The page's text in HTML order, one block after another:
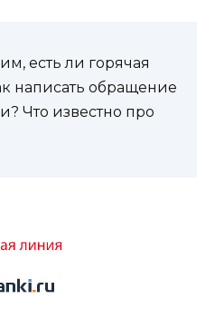
есть ли горячая
написать обращение
Что известно про